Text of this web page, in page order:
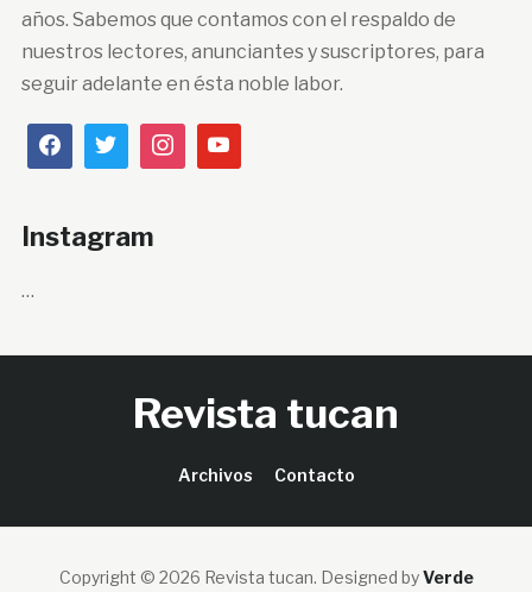
años. Sabemos que contamos con el respaldo de
nuestros lectores, anunciantes y suscriptores, para
seguir adelante en ésta noble labor.
Instagram
…
Revista tucan
Archivos Contacto
Copyright © 2026 Revista tucan. Designed byVerde